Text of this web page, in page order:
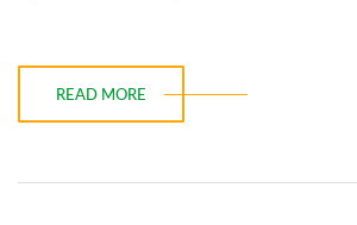
READ MORE